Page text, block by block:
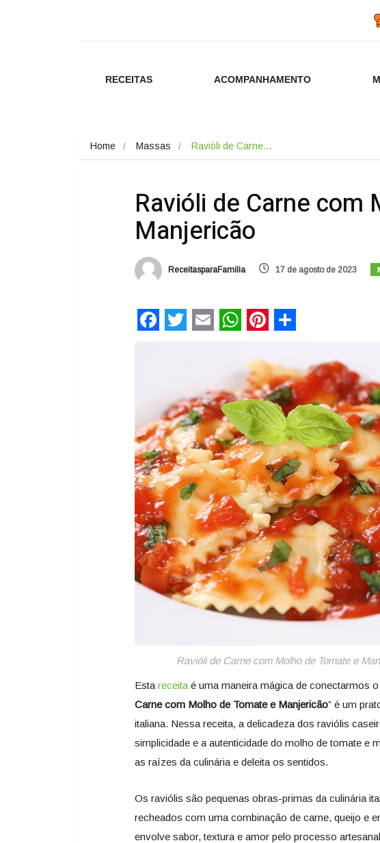
RECEITAS ACOMPANHAMENTO
Home Massas Ravióli de Carne…
Ravióli de Carne com
Manjericão
ReceitasparaFamilia 17 de agosto de 2023
Ravióli de Carne com Molho de Tomate e
Esta receita é uma maneira mágica de conectarmos
Carne com Molho de Tomate e Manjericão” é um
italiana. Nessa receita, a delicadeza dos raviólis
simplicidade e a autenticidade do molho de tomate e
as raízes da culinária e deleita os sentidos.
Os raviólis são pequenas obras-primas da culinária
recheados com uma combinação de carne, queijo e
envolve sabor, textura e amor pelo processo